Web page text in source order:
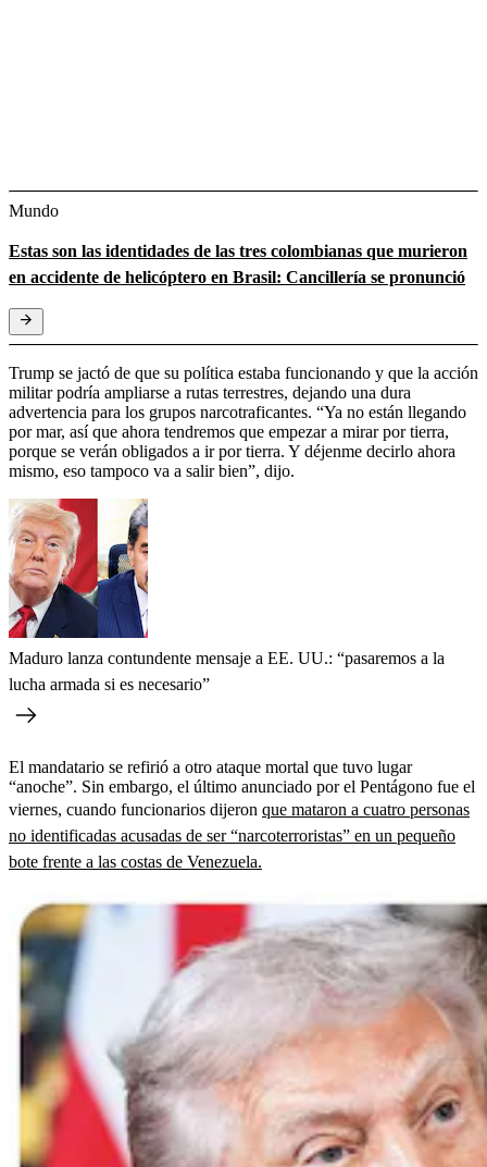
Mundo
Estas son las identidades de las tres colombianas que murieron
en accidente de helicóptero en Brasil: Cancillería se pronunció
Trump se jactó de que su política estaba funcionando y que la acción
militar podría ampliarse a rutas terrestres, dejando una dura
advertencia para los grupos narcotraficantes. “Ya no están llegando
por mar, así que ahora tendremos que empezar a mirar por tierra,
porque se verán obligados a ir por tierra. Y déjenme decirlo ahora
mismo, eso tampoco va a salir bien”, dijo.
Maduro lanza contundente mensaje a EE. UU.: “pasaremos a la
lucha armada si es necesario”
El mandatario se refirió a otro ataque mortal que tuvo lugar
“anoche”. Sin embargo, el último anunciado por el Pentágono fue el
viernes, cuando funcionarios dijeron que mataron a cuatro personas
no identificadas acusadas de ser “narcoterroristas” en un pequeño
bote frente a las costas de Venezuela.